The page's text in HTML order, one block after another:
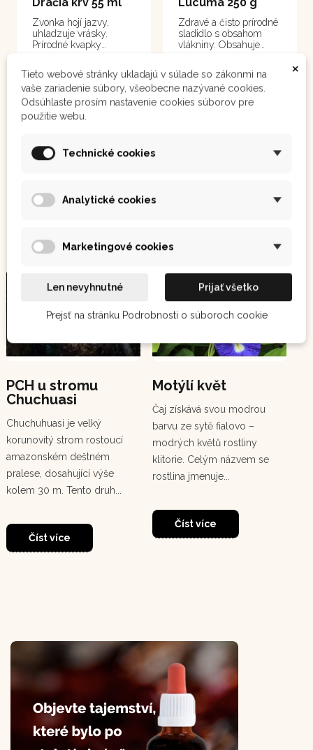
Zvonka hojí jazvy,
uhladzuje vrásky.
Prírodné kvapky
juhoamerického stromu
Croton lechleri. Pri
skladovaní otvorených
aj neotvorených
fľaštičiek produkt čas
Zamedzí sa tým
tuhnutiu prírodného
11,10 €
Není
Zdravé a čisto prírodné
sladidlo s obsahom
vlákniny. Obsahuje
vitamínov. Draslík,
železo, zinok, vápnik,
fosfor, omega kyseliny,
sacharidy, bielkoviny,
11,10 €
Amazonie
PCH u stromu
Chuchuasi
Sample
Chuchuhuasi je velký
korunovitý strom rostoucí
amazonském deštném
pralese, dosahující výše
kolem 30 m. Tento druh...
Číst více
Motýlí květ
Sample
Category
Čaj získává svou modrou
barvu ze sytě fialovo –
modrých květů rostliny
klitorie. Celým názvem se
rostlina jmenuje...
Číst více
×
Tieto webové stránky ukladajú v súlade so zákonmi na
vaše zariadenie súbory, všeobecne nazývané cookies.
Odsúhlaste prosím nastavenie cookies súborov pre
použitie webu.
Technické cookies
Analytické cookies
Marketingové cookies
Len nevyhnutné Prijať všetko
Prejsť na stránku Podrobnosti o súboroch cookie